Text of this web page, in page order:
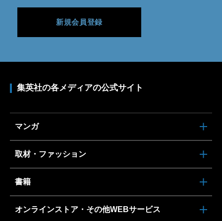
新規会員登録
集英社の各メディアの公式サイト
マンガ
取材・ファッション
書籍
オンラインストア・その他WEBサービス